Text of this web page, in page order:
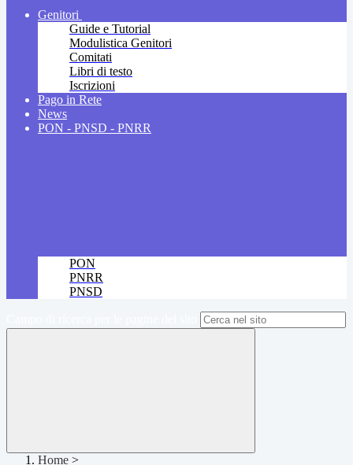
Genitori
Guide e Tutorial
Modulistica Genitori
Comitati
Libri di testo
Iscrizioni
Pago in Rete
News
PON - PNSD - PNRR
PON
PNRR
PNSD
Home >